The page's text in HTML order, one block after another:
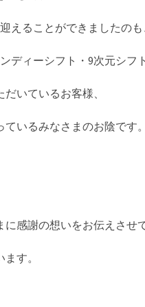
えることができましたのも
ンディーシフト・9次元シフ
いているお客様、
いるみなさまのお陰です。
感謝の想いをお伝えさせ
す。